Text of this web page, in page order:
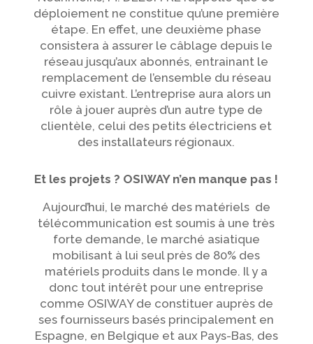
déploiement ne constitue qu’une première
étape. En effet, une deuxième phase
consistera à assurer le câblage depuis le
réseau jusqu’aux abonnés, entrainant le
remplacement de l’ensemble du réseau
cuivre existant. L’entreprise aura alors un
rôle à jouer auprès d’un autre type de
clientèle, celui des petits électriciens et
des installateurs régionaux.
Et les projets ? OSIWAY n’en manque pas !
Aujourd’hui, le marché des matériels de
télécommunication est soumis à une très
forte demande, le marché asiatique
mobilisant à lui seul près de 80% des
matériels produits dans le monde. Il y a
donc tout intérêt pour une entreprise
comme OSIWAY de constituer auprès de
ses fournisseurs basés principalement en
Espagne, en Belgique et aux Pays-Bas, des